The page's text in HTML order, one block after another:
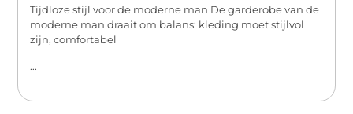
Tijdloze stijl voor de moderne man De garderobe van de
moderne man draait om balans: kleding moet stijlvol
zijn, comfortabel
...